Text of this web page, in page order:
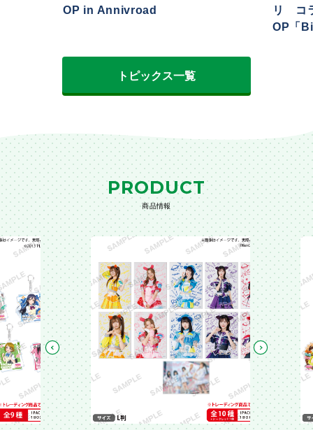
OP in Annivroad
リ コ
OP「
トピックス一覧
PRODUCT
商品情報